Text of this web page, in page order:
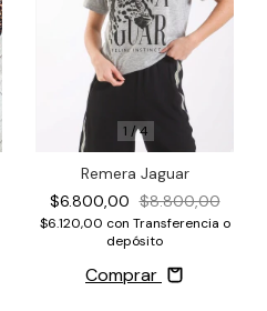
1 /4
Remera Jaguar
$6.800,00 $8.800,00
$6.120,00 con Transferencia o
depósito
Comprar